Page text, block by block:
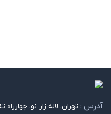
آدرس : تهران، لاله زار نو، چهارراه